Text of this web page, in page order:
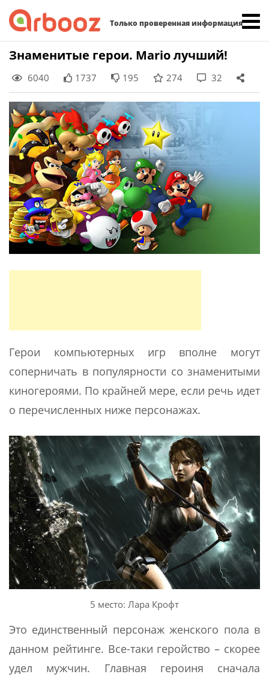
Только проверенная информация
Skip
content
Знаменитые герои. Mario лучший!
6040 1737 195 274 32
Герои компьютерных игр вполне могут
соперничать в популярности со знаменитыми
киногероями. По крайней мере, если речь идет
о перечисленных ниже персонажах.
5 место: Лара Крофт
Это единственный персонаж женского пола в
данном рейтинге. Все-таки геройство – скорее
удел мужчин. Главная героиня сначала
Найти: